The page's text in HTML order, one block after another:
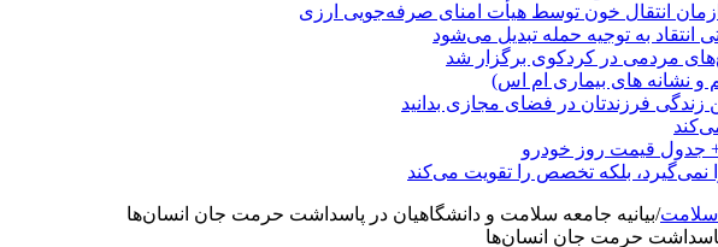
انتقال خون توسط هیأت امنای صرفه‌جویی ارزی
انتقاد به توجیه حمله تبدیل می‌شود
مردمی در کردکوی برگزار شد
و نشانه های بیماری ام اس)
زندگی فرزندتان در فضای مجازی بدانید
جدول قیمت روز خودرو
بلکه تخصص را تقویت می‌کند
سلامت/بیانیه جامعه سلامت و دانشگاهیان در پاسداشت حرمت جان انسان‌ها